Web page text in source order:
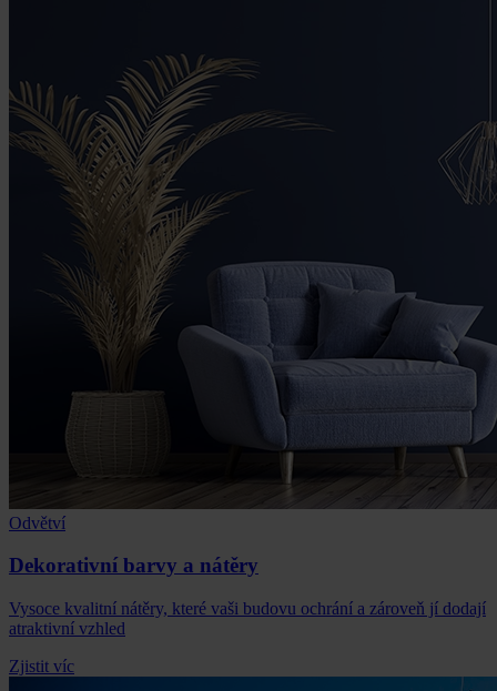
Odvětví
Dekorativní barvy a nátěry
Vysoce kvalitní nátěry, které vaši budovu ochrání a zároveň jí dodají
atraktivní vzhled
Zjistit víc